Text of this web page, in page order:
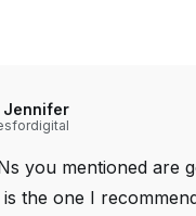
Jennifer
you mentioned are
the one I